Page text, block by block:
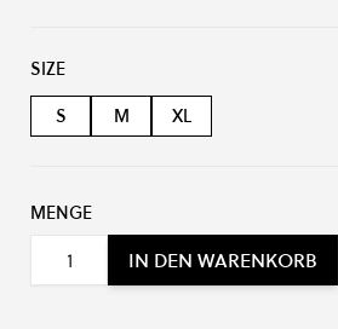
SIZE
S
M XL
MENGE
IN DEN WARENKORB